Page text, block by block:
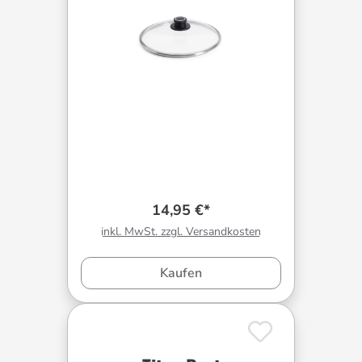
14,95 €*
inkl. MwSt. zzgl. Versandkosten
Kaufen